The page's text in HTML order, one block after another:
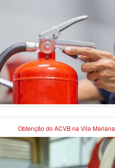
Obtenção do ACVB na Vila Mariana